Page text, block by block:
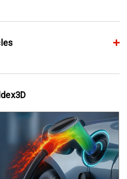
メーカーFaurecia社の製品設計最
により実現
テム成形開発のデザイン検証および
実現